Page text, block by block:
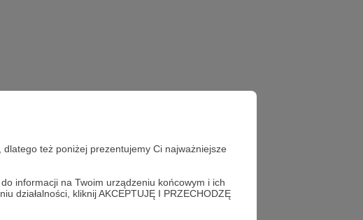
też poniżej prezentujemy Ci najważniejsze
informacji na Twoim urządzeniu końcowym i ich
działalności, kliknij AKCEPTUJĘ I PRZECHODZĘ